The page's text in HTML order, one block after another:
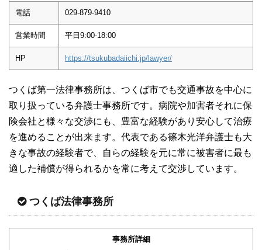
電話 029-879-9410
営業時間 平日9:00-18:00
HP https://tsukubadaiichi.jp/lawyer/
つくば第一法律事務所は、つくば市でも交通事故を中心に
取り扱っている弁護士事務所です。病院や加害者それに保
険会社と様々な交渉にも、豊富な経験があり安心して治療
を進めることが出来ます。代表である篠木光洋弁護士も大
きな事故の経験者で、自らの経験を元に常に被害者に最も
適した補償が得られるかを常に考えて交渉しています。
つくば法律事務所
事務所詳細